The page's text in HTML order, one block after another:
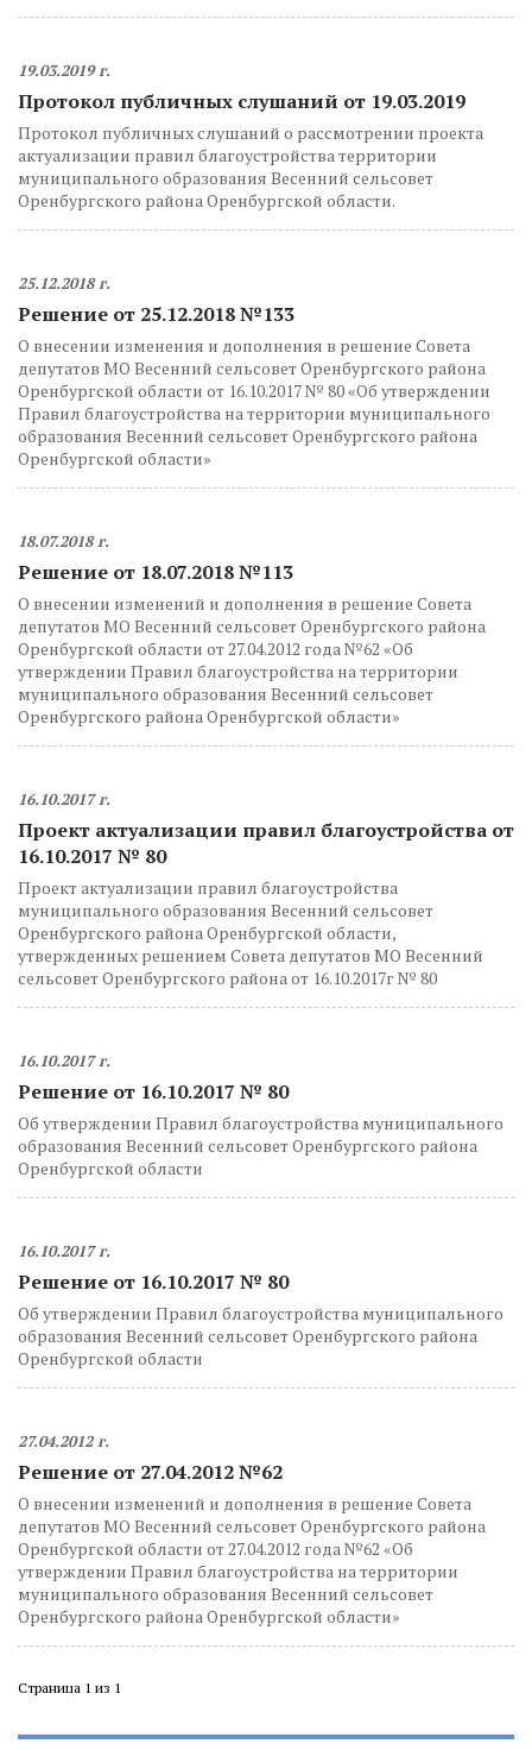
19.03.2019 г.
Протокол публичных слушаний от 19.03.2019
Протокол публичных слушаний о рассмотрении проекта
актуализации правил благоустройства территории
муниципального образования Весенний сельсовет
Оренбургского района Оренбургской области.
25.12.2018 г.
Решение от 25.12.2018 №133
О внесении изменения и дополнения в решение Совета
депутатов МО Весенний сельсовет Оренбургского района
Оренбургской области от 16.10.2017 № 80 «Об утверждении
Правил благоустройства на территории муниципального
образования Весенний сельсовет Оренбургского района
Оренбургской области»
18.07.2018 г.
Решение от 18.07.2018 №113
О внесении изменений и дополнения в решение Совета
депутатов МО Весенний сельсовет Оренбургского района
Оренбургской области от 27.04.2012 года №62 «Об
утверждении Правил благоустройства на территории
муниципального образования Весенний сельсовет
Оренбургского района Оренбургской области»
16.10.2017 г.
Проект актуализации правил благоустройства от
16.10.2017 № 80
Проект актуализации правил благоустройства
муниципального образования Весенний сельсовет
Оренбургского района Оренбургской области,
утвержденных решением Совета депутатов МО Весенний
сельсовет Оренбургского района от 16.10.2017г № 80
16.10.2017 г.
Решение от 16.10.2017 № 80
Об утверждении Правил благоустройства муниципального
образования Весенний сельсовет Оренбургского района
Оренбургской области
16.10.2017 г.
Решение от 16.10.2017 № 80
Об утверждении Правил благоустройства муниципального
образования Весенний сельсовет Оренбургского района
Оренбургской области
27.04.2012 г.
Решение от 27.04.2012 №62
О внесении изменений и дополнения в решение Совета
депутатов МО Весенний сельсовет Оренбургского района
Оренбургской области от 27.04.2012 года №62 «Об
утверждении Правил благоустройства на территории
муниципального образования Весенний сельсовет
Оренбургского района Оренбургской области»
Страница 1 из 1